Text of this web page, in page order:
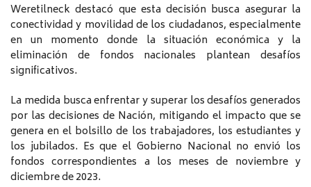
Weretilneck destacó que esta decisión busca asegurar la
conectividad y movilidad de los ciudadanos, especialmente
en un momento donde la situación económica y la
eliminación de fondos nacionales plantean desafíos
significativos.
La medida busca enfrentar y superar los desafíos generados
por las decisiones de Nación, mitigando el impacto que se
genera en el bolsillo de los trabajadores, los estudiantes y
los jubilados. Es que el Gobierno Nacional no envió los
fondos correspondientes a los meses de noviembre y
diciembre de 2023.